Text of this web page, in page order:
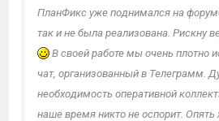
ПланФикс уже поднимался на
так и не была реализована. Рискну
В своей работе мы очень плотно
чат, организованный в Телеграмм.
необходимость оперативной
наше время никто не оспорит. Опять